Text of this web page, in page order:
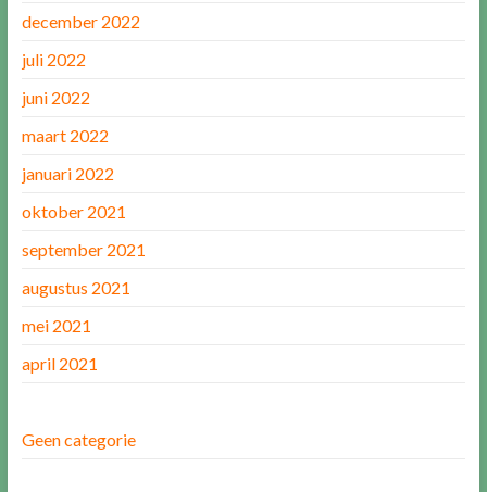
december 2022
juli 2022
juni 2022
maart 2022
januari 2022
oktober 2021
september 2021
augustus 2021
mei 2021
april 2021
Geen categorie